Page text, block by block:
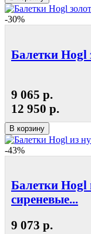
-30%
Балетки Hogl
9 065 р.
12 950 р.
В корзину
-43%
Балетки Hogl
сиреневые...
9 073 р.